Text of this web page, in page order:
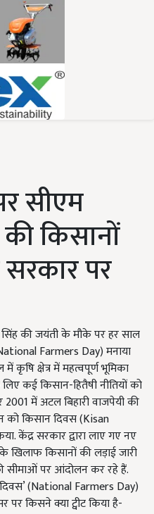
सीएम
किसानों
पर
सिंह की जयंती के मौके पर हर साल
Farmers Day) मनाया
कृषि क्षेत्र में महत्वपूर्ण भूमिका
कई किसान-हितैषी नीतियों को
2001 में अटल बिहारी वाजपेयी की
को किसान दिवस (Kisan
केंद्र सरकार द्वारा लाए गए नए
खिलाफ किसानों की लड़ाई जारी
सीमाओं पर आंदोलन कर रहे हैं.
(National Farmers Day)
किसने क्या ट्वीट किया है-